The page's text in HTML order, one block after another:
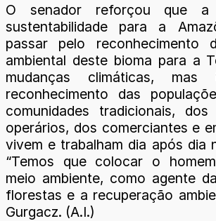
O senador reforçou que a
sustentabilidade para a
passar pelo reconhecimento
ambiental deste bioma para a
mudanças climáticas, mas
reconhecimento das
comunidades tradicionais,
operários, dos comerciantes e
vivem e trabalham dia após dia
“Temos que colocar o
meio ambiente, como agente
florestas e a recuperação
Gurgacz. (A.I.)